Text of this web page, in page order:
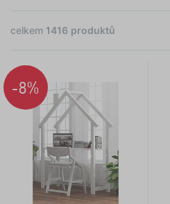
dětský pokojíček malým
Přestože
rostou, potřebují místo malé
postel . Navíc v pokojíčku
se začíná kupit. Přišel čas
kusemnábytku. Co říkáte?
V pokoji, který sdílívíce
uplatněnípatrová postel
FILTROVÁNÍ
Barva
Určení
Motiv
Cena
celkem 1416 produktů
-8%